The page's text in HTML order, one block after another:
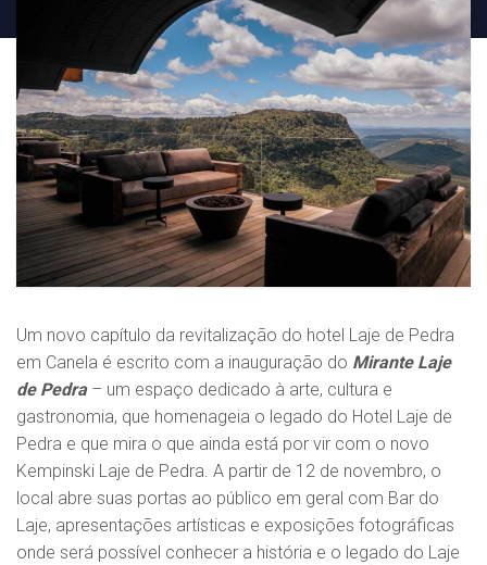
Um novo capítulo da revitalização do hotel Laje de Pedra
em Canela é escrito com a inauguração do Mirante Laje
de Pedra– um espaço dedicado à arte, cultura e
gastronomia, que homenageia o legado do Hotel Laje de
Pedra e que mira o que ainda está por vir com o novo
Kempinski Laje de Pedra. A partir de 12 de novembro, o
local abre suas portas ao público em geral com Bar do
Laje, apresentações artísticas e exposições fotográficas
onde será possível conhecer a história e o legado do Laje